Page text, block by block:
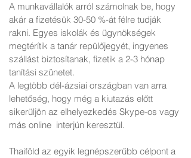
A munkavállalók arról számolnak be, hogy
akár a fizetésük 30-50 %-át félre tudják
rakni. Egyes iskolák és ügynökségek
megtérítik a tanár repülőjegyét, ingyenes
szállást biztosítanak, fizetik a 2-3 hónap
tanítási szünetet.
A legtöbb dél-ázsiai országban van arra
lehetőség, hogy még a kiutazás előtt
sikerüljön az elhelyezkedés Skype-os vagy
más online interjún keresztül.
Thaiföld az egyik legnépszerűbb célpont a